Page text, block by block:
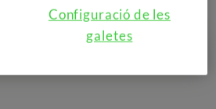
Configuració de les
galetes